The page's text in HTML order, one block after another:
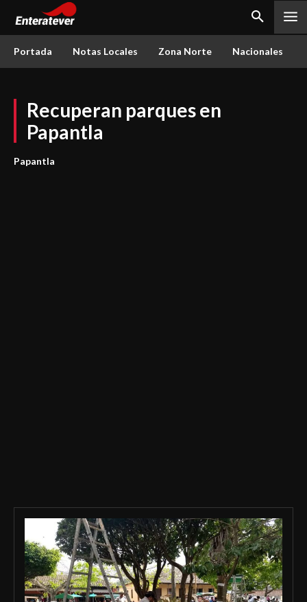
Portada Notas Locales Zona Norte Nacionales
Recuperan parques en
Papantla
Papantla